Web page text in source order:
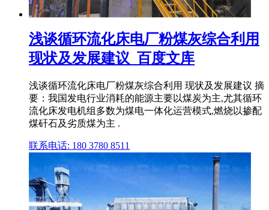
浅谈循环流化床电厂粉煤灰综合利用
现状及发展建议_百度文库
浅谈循环流化床电厂粉煤灰综合利用 现状及发展建议 摘
要：我国发电行业消耗的能源主要以煤炭为主,尤其循环
流化床发电机组多数为煤电一体化运营模式,燃烧以掺配
煤矸石及劣质煤为主 .
联系电话: 180 3780 8511